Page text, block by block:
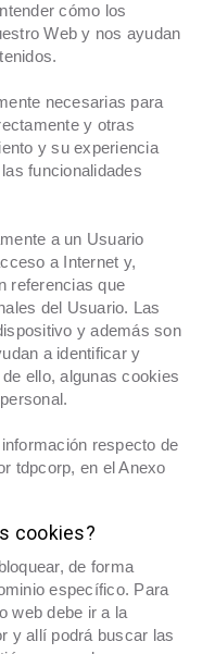
cómo los
Web y nos ayudan
necesarias para
y otras
y su experiencia
funcionalidades
a un Usuario
a Internet y,
referencias que
del Usuario. Las
y además son
a identificar y
ello, algunas cookies
respecto de
tdpcorp, en el Anexo
cookies?
de forma
específico. Para
web debe ir a la
y allí podrá buscar las